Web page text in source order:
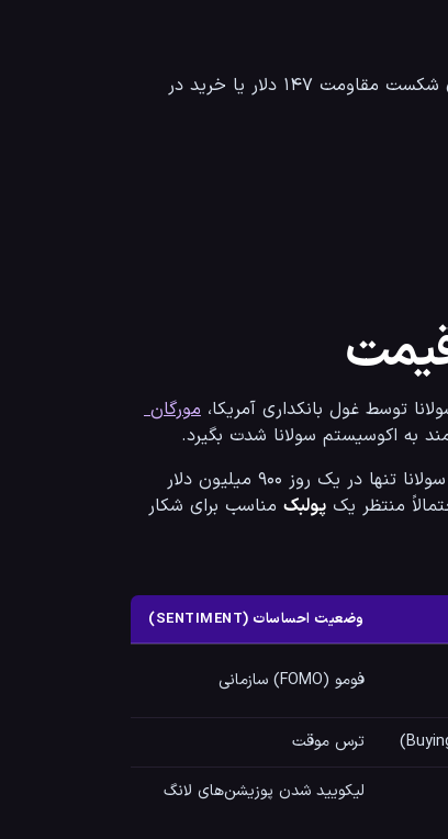
مورگان
به اکوسیستم سولانا شدت بگیرد.
منتظر یک پولبک
وضعیت احساسات (SENTIMENT)
فومو (FOMO) سازمانی
ترس موقت
لیکویید شدن پوزیشن‌های لانگ